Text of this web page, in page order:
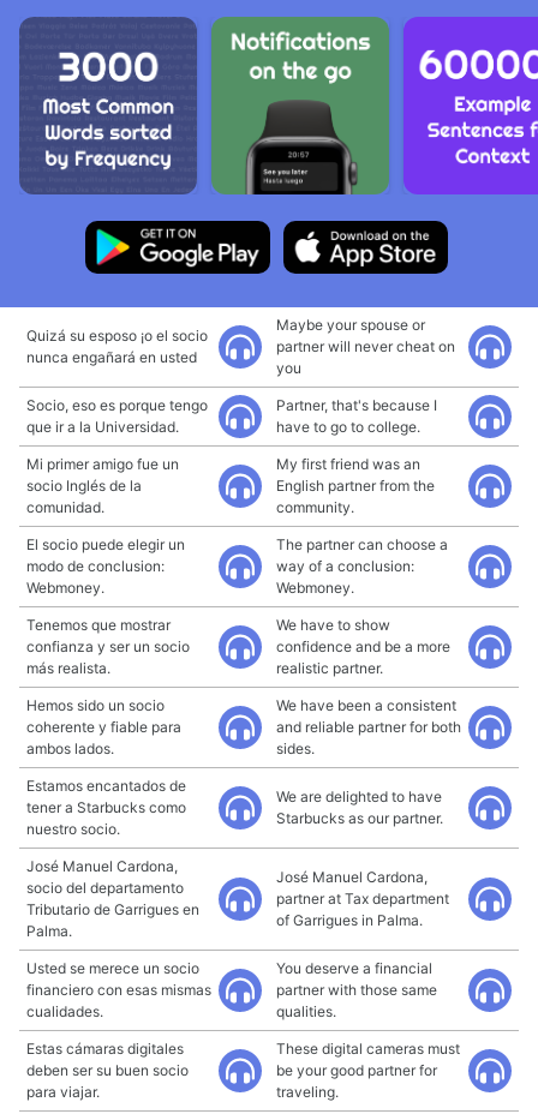
Quizá su esposo ¡o el socio
nunca engañará en usted
Maybe your spouse or
partner will never cheat on
you
Socio, eso es porque tengo
que ir a la Universidad.
Partner, that's because I
have to go to college.
Mi primer amigo fue un
socio Inglés de la
comunidad.
My first friend was an
English partner from the
community.
El socio puede elegir un
modo de conclusion:
Webmoney.
The partner can choose a
way of a conclusion:
Webmoney.
Tenemos que mostrar
confianza y ser un socio
más realista.
We have to show
confidence and be a more
realistic partner.
Hemos sido un socio
coherente y fiable para
ambos lados.
We have been a consistent
and reliable partner for both
sides.
Estamos encantados de
tener a Starbucks como
nuestro socio.
We are delighted to have
Starbucks as our partner.
José Manuel Cardona,
socio del departamento
Tributario de Garrigues en
Palma.
José Manuel Cardona,
partner at Tax department
of Garrigues in Palma.
Usted se merece un socio
financiero con esas mismas
cualidades.
You deserve a financial
partner with those same
qualities.
Estas cámaras digitales
deben ser su buen socio
para viajar.
These digital cameras must
be your good partner for
traveling.